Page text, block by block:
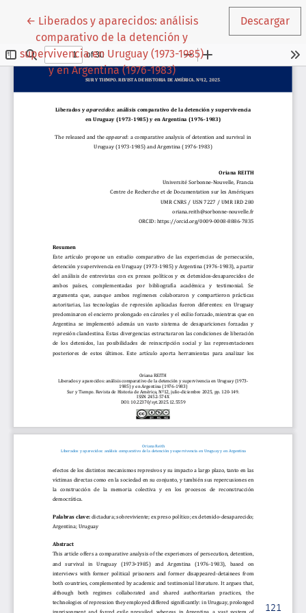
← Volver a los detalles del artículo
Liberados y aparecidos: análisis
comparativo de la detención y
supervivencia en Uruguay (1973-1985)
y en Argentina (1976-1983)
Descargar